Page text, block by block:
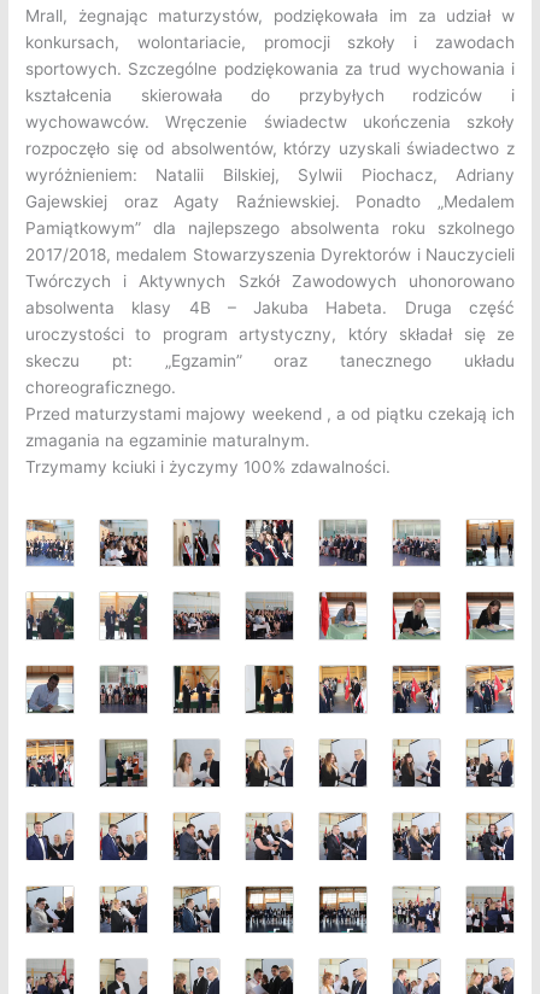
Mrall, żegnając maturzystów, podziękowała im za udział w
konkursach, wolontariacie, promocji szkoły i zawodach
sportowych. Szczególne podziękowania za trud wychowania i
kształcenia skierowała do przybyłych rodziców i
wychowawców. Wręczenie świadectw ukończenia szkoły
rozpoczęło się od absolwentów, którzy uzyskali świadectwo z
wyróżnieniem: Natalii Bilskiej, Sylwii Piochacz, Adriany
Gajewskiej oraz Agaty Raźniewskiej. Ponadto „Medalem
Pamiątkowym” dla najlepszego absolwenta roku szkolnego
2017/2018, medalem Stowarzyszenia Dyrektorów i Nauczycieli
Twórczych i Aktywnych Szkół Zawodowych uhonorowano
absolwenta klasy 4B – Jakuba Habeta. Druga część
uroczystości to program artystyczny, który składał się ze
skeczu pt: „Egzamin” oraz tanecznego układu
choreograficznego.
Przed maturzystami majowy weekend , a od piątku czekają ich
zmagania na egzaminie maturalnym.
Trzymamy kciuki i życzymy 100% zdawalności.